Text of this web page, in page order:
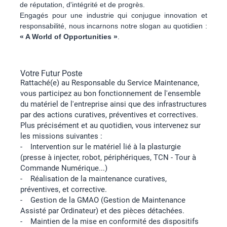
de réputation, d'intégrité et de progrès.
Engagés pour une industrie qui conjugue innovation et
responsabilité, nous incarnons notre slogan au quotidien :
« A World of Opportunities »
Votre Futur Poste
Rattaché(e) au Responsable du Service Maintenance,
vous participez au bon fonctionnement de l'ensemble
du matériel de l'entreprise ainsi que des infrastructures
par des actions curatives, préventives et correctives.
Plus précisément et au quotidien, vous intervenez sur
les missions suivantes :
- Intervention sur le matériel lié à la plasturgie
(presse à injecter, robot, périphériques, TCN - Tour à
Commande Numérique...)
- Réalisation de la maintenance curatives,
préventives, et corrective.
- Gestion de la GMAO (Gestion de Maintenance
Assisté par Ordinateur) et des pièces détachées.
- Maintien de la mise en conformité des dispositifs